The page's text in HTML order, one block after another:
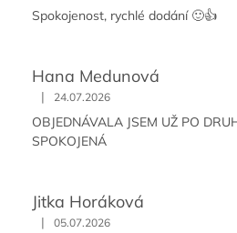
Spokojenost, rychlé dodání 🙂👍
Hana Medunová
| 24.07.2026
OBJEDNÁVALA JSEM UŽ PO
SPOKOJENÁ
Jitka Horáková
| 05.07.2026